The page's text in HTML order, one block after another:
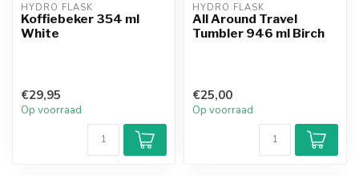
HYDRO FLASK
Koffiebeker 354 ml
White
€29,95
Op voorraad
HYDRO FLASK
All Around Travel
Tumbler 946 ml Birch
€25,00
Op voorraad